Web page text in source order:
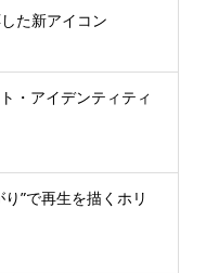
た新アイコン
・アイデンティティ
”で再生を描くホリ